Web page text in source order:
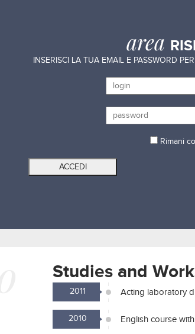
area
INSERISCI LA TUA EMAIL E PASSWORD
Rimani
Studies and
2011 Acting laboratory
2010 English course